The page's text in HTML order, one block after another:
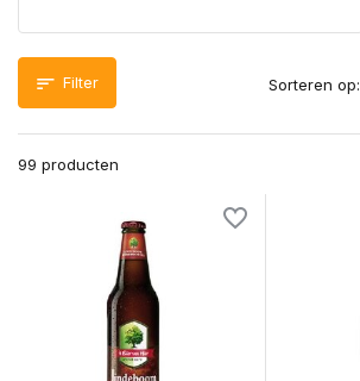
Filter
99 producten
Sorteren op: